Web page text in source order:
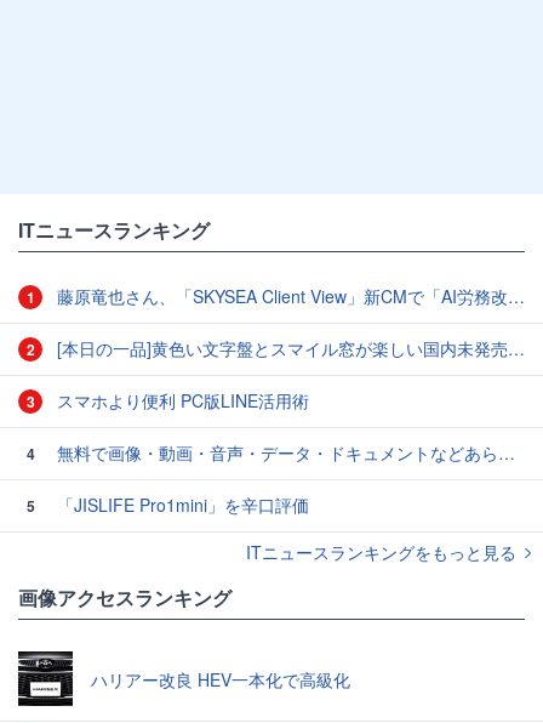
ITニュースランキング
1 藤原竜也さん、「SKYSEA Client View」新CMで「AI労務改善」をアピール 働き方をAIが分析したら「すぐに休んで」と言われる？
2 [本日の一品]黄色い文字盤とスマイル窓が楽しい国内未発売のCASIO「AMW-880D」
3 スマホより便利 PC版LINE活用術
4 無料で画像・動画・音声・データ・ドキュメントなどあらゆるファイルを自分のローカルPC内で変換できるオープンソースのセルフホスト型ファイルコンバーター「Transmute」、ファイルサイズ制限や透かしの追加など一切なしでユーザー作成も可能
5
「JISLIFE Pro1mini」を辛口評価
ITニュースランキングをもっと見る
画像アクセスランキング
ハリアー改良 HEV一本化で高級化